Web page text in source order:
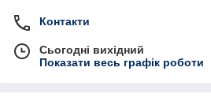
Контакти
Сьогодні вихідний
Показати весь графік роботи